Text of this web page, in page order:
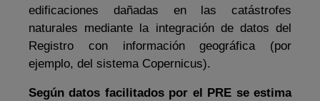
edificaciones dañadas en las catástrofes
naturales mediante la integración de datos del
Registro con información geográfica (por
ejemplo, del sistema Copernicus).
Según datos facilitados por el PRE se estima